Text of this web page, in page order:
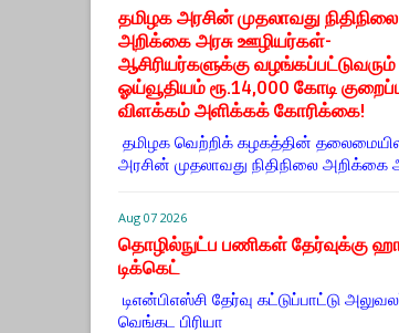
தமிழக அரசின் முதலாவது நிதிநிலை
அறிக்கை அரசு ஊழியர்கள்-
ஆசிரியர்களுக்கு வழங்கப்பட்டுவரும்
ஓய்வூதியம் ரூ.14,000 கோடி
விளக்கம் அளிக்கக் கோரிக்கை!
தமிழக வெற்றிக் கழகத்தின்
அரசின் முதலாவது நிதிநிலை அறிக்கை
Aug 07 2026
தொழில்நுட்ப பணிகள் தேர்வுக்கு
டிக்கெட்
டிஎன்​பிஎஸ்சி தேர்வு கட்​டுப்​பாட்டு
வெங்கட பிரியா